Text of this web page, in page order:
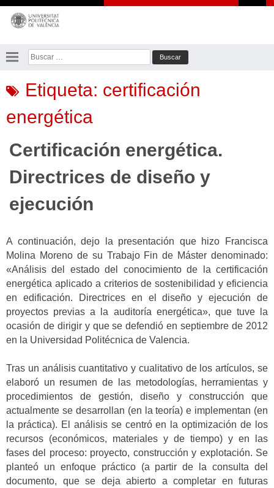
Saltar
contenido
Buscar:
Etiqueta: certificación
energética
Certificación energética.
Directrices de diseño y
ejecución
A continuación, dejo la presentación que hizo Francisca
Molina Moreno de su Trabajo Fin de Máster denominado:
«Análisis del estado del conocimiento de la certificación
energética aplicado a criterios de sostenibilidad y eficiencia
en edificación. Directrices en el diseño y ejecución de
proyectos previas a la auditoría energética», que tuve la
ocasión de dirigir y que se defendió en septiembre de 2012
en la Universidad Politécnica de Valencia.
Tras un análisis cuantitativo y cualitativo de los artículos, se
elaboró un resumen de las metodologías, herramientas y
procedimientos de gestión, diseño y construcción que
actualmente se desarrollan (en la teoría) e implementan (en
la práctica). El análisis se centró en la optimización de los
recursos (económicos, materiales y de tiempo) y en las
fases del proceso: proyecto, construcción y explotación. Se
planteó un enfoque práctico (a partir de la consulta del
documento, que se deja abierto a completar en futuras